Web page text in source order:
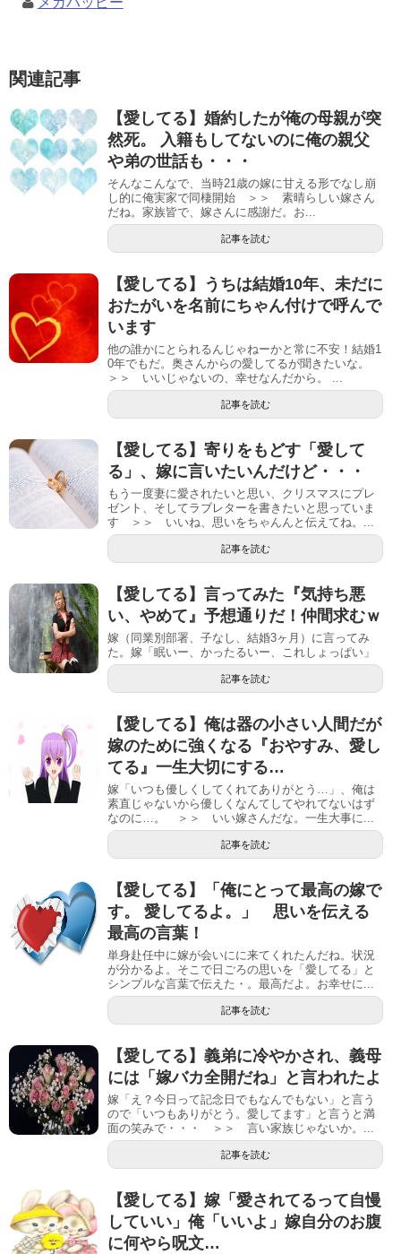
関連記事
【愛してる】婚約したが俺の母親が突
然死。 入籍もしてないのに俺の親父
や弟の世話も・・・
そんなこんなで、当時21歳の嫁に甘える形でなし崩
し的に俺実家で同棲開始 ＞＞ 素晴らしい嫁さん
だね。家族皆で、嫁さんに感謝だ。お...
記事を読む
【愛してる】うちは結婚10年、未だに
おたがいを名前にちゃん付けで呼んで
います
他の誰かにとられるんじゃねーかと常に不安！結婚1
0年でもだ。奥さんからの愛してるが聞きたいな。
＞＞ いいじゃないの、幸せなんだから。 ...
記事を読む
【愛してる】寄りをもどす「愛して
る」、嫁に言いたいんだけど・・・
もう一度妻に愛されたいと思い、クリスマスにプレ
ゼント、そしてラブレターを書きたいと思っていま
す ＞＞ いいね、思いをちゃんんと伝えてね。...
記事を読む
【愛してる】言ってみた『気持ち悪
い、やめて』予想通りだ！仲間求むｗ
嫁（同業別部署、子なし、結婚3ヶ月）に言ってみ
た。嫁「眠いー、かったるいー、これしょっぱい」
記事を読む
【愛してる】俺は器の小さい人間だが
嫁のために強くなる『おやすみ、愛し
てる』一生大切にする…
嫁「いつも優しくしてくれてありがとう…」、俺は
素直じゃないから優しくなんてしてやれてないはず
なのに…。 ＞＞ いい嫁さんだな。一生大事に...
記事を読む
【愛してる】「俺にとって最高の嫁で
す。 愛してるよ。」 思いを伝える
最高の言葉！
単身赴任中に嫁が会いにに来てくれたんだね。状況
が分かるよ。そこで日ごろの思いを「愛してる」と
シンプルな言葉で伝えた・。最高だよ。お幸せに...
記事を読む
【愛してる】義弟に冷やかされ、義母
には「嫁バカ全開だね」と言われたよ
嫁「え？今日って記念日でもなんでもない」と言う
ので「いつもありがとう。愛してます」と言うと満
面の笑みで・・・ ＞＞ 言い家族じゃないか。...
記事を読む
【愛してる】嫁「愛されてるって自慢
していい」俺「いいよ」嫁自分のお腹
に何やら呪文…